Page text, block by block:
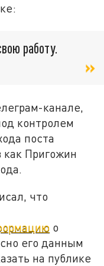
работу.
канале,
контролем
поста
как Пригожин
что
о
его данным
на публике